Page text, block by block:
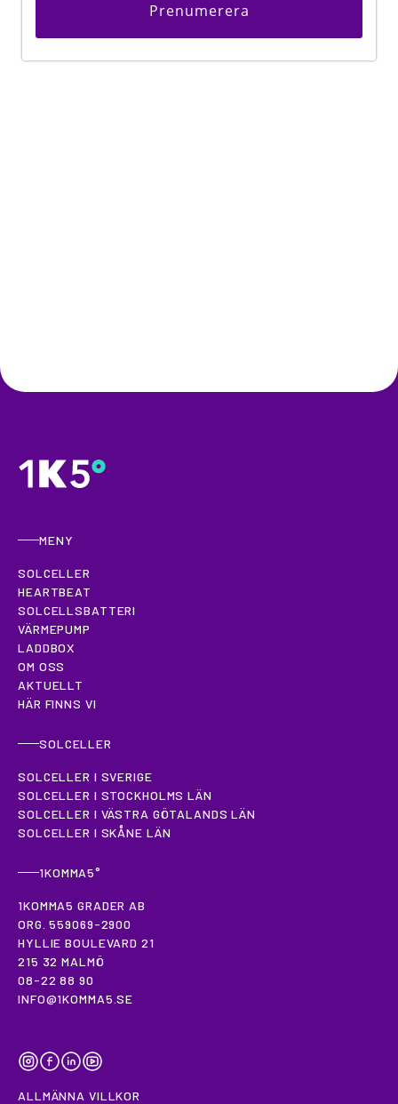
MENY
SOLCELLER
HEARTBEAT
SOLCELLSBATTERI
VÄRMEPUMP
LADDBOX
OM OSS
AKTUELLT
HÄR FINNS VI
SOLCELLER
SOLCELLER I SVERIGE
SOLCELLER I STOCKHOLMS LÄN
SOLCELLER I VÄSTRA GÖTALANDS LÄN
SOLCELLER I SKÅNE LÄN
1KOMMA5°
1KOMMA5 GRADER AB
ORG. 559069-2900
HYLLIE BOULEVARD 21
215 32 MALMÖ
08-22 88 90
INFO@1KOMMA5.SE
INSTAGRAM
FACEBOOK
LINKEDINYOUTUBE
ALLMÄNNA VILLKOR